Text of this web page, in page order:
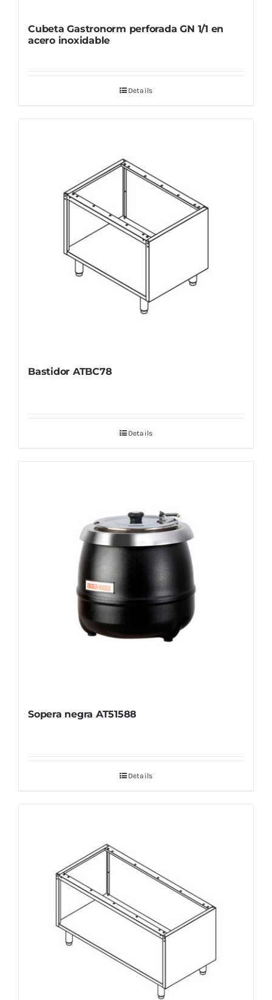
Cubeta Gastronorm perforada GN 1/1 en
acero inoxidable
Details
Bastidor ATBC78
Details
Sopera negra AT51588
Details